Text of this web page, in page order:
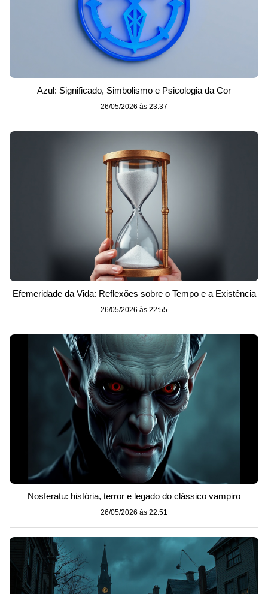
Azul: Significado, Simbolismo e Psicologia da Cor
26/05/2026 às 23:37
Efemeridade da Vida: Reflexões sobre o Tempo e a Existência
26/05/2026 às 22:55
Nosferatu: história, terror e legado do clássico vampiro
26/05/2026 às 22:51